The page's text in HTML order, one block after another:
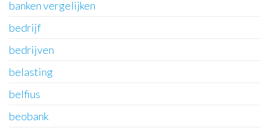
banken vergelijken
bedrijf
bedrijven
belasting
belfius
beobank